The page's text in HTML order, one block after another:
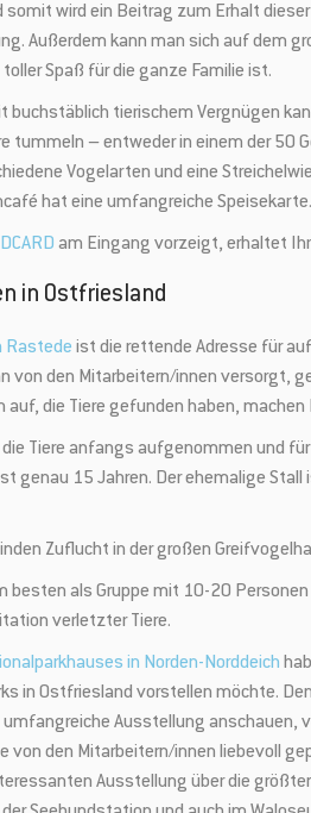
wird ein Beitrag zum Erhalt
Außerdem kann man sich auf dem
Spaß für die ganze Familie ist.
buchstäblich tierischem Vergnügen
tummeln – entweder in einem der 50
Vogelarten und eine
hat eine umfangreiche Speisekarte.
am Eingang vorzeigt, erhaltet
in Ostfriesland
Rastede ist die rettende Adresse für
von den Mitarbeitern/innen versorgt,
auf, die Tiere gefunden haben,
Tiere anfangs aufgenommen und
genau 15 Jahren. Der ehemalige Stall
Zuflucht in der großen
besten als Gruppe mit 10-20
verletzter Tiere.
in Norden-Norddeich
in Ostfriesland vorstellen möchte.
umfangreiche Ausstellung
von den Mitarbeitern/innen liebevoll
Ausstellung über die